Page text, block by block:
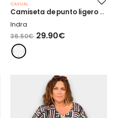
CASUAL
Camiseta de punto ligero DAILY
Indra
36.50€ 29.90€